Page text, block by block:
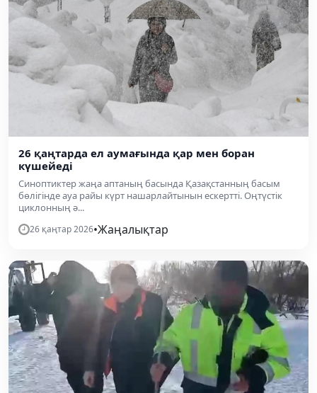
26 қаңтарда ел аумағында қар мен боран
күшейеді
Синоптиктер жаңа аптаның басында Қазақстанның басым
бөлігінде ауа райы күрт нашарлайтынын ескертті. Оңтүстік
циклонның ә...
26 қаңтар 2026•Жаңалықтар